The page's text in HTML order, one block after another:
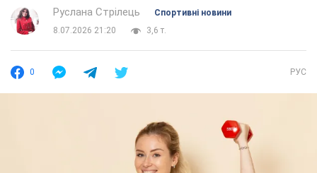
Руслана Стрілець
Спортивні новини
8.07.2026 21:20
3,6 т.
0 РУС